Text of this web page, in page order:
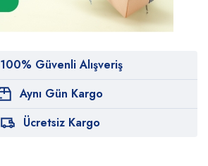
100% Güvenli Alışveriş
Aynı Gün Kargo
Ücretsiz Kargo